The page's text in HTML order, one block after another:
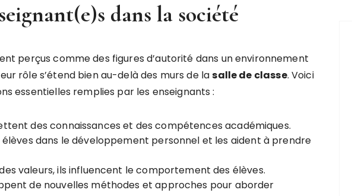
dans la société
perçus comme des figures d’autorité dans un environnement
rôle s’étend bien au-delà des murs de lasallede classe. Voici
essentielles remplies par les enseignants :
des connaissances et des compétences académiques.
élèves dans le développement personnel et les aident à prendre
valeurs, ils influencent le comportement des élèves.
de nouvelles méthodes et approches pour aborder